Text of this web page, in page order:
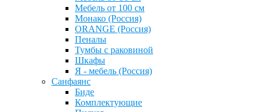
Мебель от 100 см
Монако (Россия)
ОRANGE (Россия)
Пеналы
Тумбы с раковиной
Шкафы
Я - мебель (Россия)
Санфаянс
Биде
Комплектующие